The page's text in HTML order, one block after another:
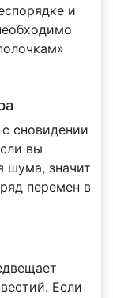
и
сновидении
вы
шума, значит
перемен в
Если